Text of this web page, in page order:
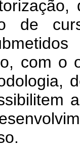
de
com o